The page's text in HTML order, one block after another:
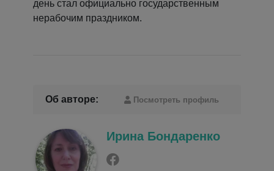
день стал официально государственным
нерабочим праздником.
Об авторе: Посмотреть профиль
Ирина Бондаренко